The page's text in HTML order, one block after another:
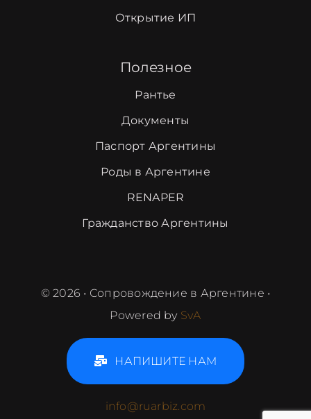
Открытие ИП
Полезное
Рантье
Документы
Паспорт Аргентины
Роды в Аргентине
RENAPER
Гражданство Аргентины
©2026 • Сопровождение в Аргентине •
Powered by SvA
НАПИШИТЕ НАМ
info@ruarbiz.com